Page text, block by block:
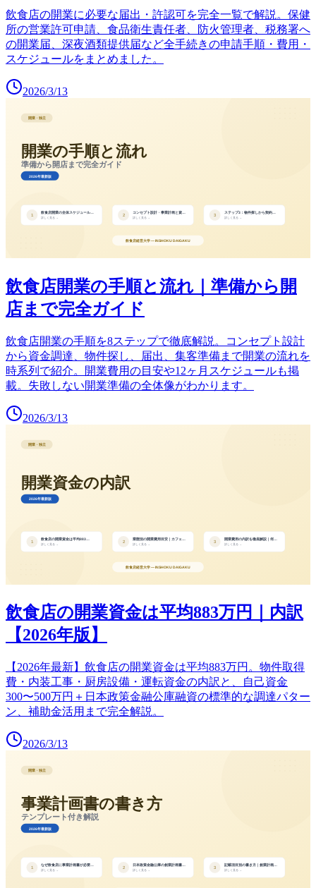
飲食店の開業に必要な届出・許認可を完全一覧で解説。保健
所の営業許可申請、食品衛生責任者、防火管理者、税務署へ
の開業届、深夜酒類提供届など全手続きの申請手順・費用・
スケジュールをまとめました。
2026/3/13
飲食店開業の手順と流れ｜準備から開
店まで完全ガイド
飲食店開業の手順を8ステップで徹底解説。コンセプト設計
から資金調達、物件探し、届出、集客準備まで開業の流れを
時系列で紹介。開業費用の目安や12ヶ月スケジュールも掲
載。失敗しない開業準備の全体像がわかります。
2026/3/13
飲食店の開業資金は平均883万円｜内訳
【2026年版】
【2026年最新】飲食店の開業資金は平均883万円。物件取得
費・内装工事・厨房設備・運転資金の内訳と、自己資金
300〜500万円＋日本政策金融公庫融資の標準的な調達パター
ン、補助金活用まで完全解説。
2026/3/13